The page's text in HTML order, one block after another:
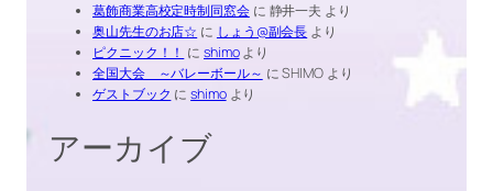
葛飾商業高校定時制同窓会に 静井一夫 より
奥山先生のお店☆ に しょう@副会長 より
ピクニック！！ にshimoより
全国大会 ～バレーボール～ にSHIMOより
ゲストブック にshimoより
アーカイブ